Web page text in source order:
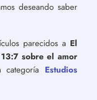
deseando saber
parecidos a El
sobre el amor
categoría Estudios